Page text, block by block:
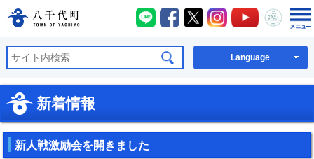
八千代町公式ホームページ
八千代町LINE
八千代町Facebook
八千代町X八千代町Instagram
八千代町
八千
Language
新着情報
新人戦激励会を開きました